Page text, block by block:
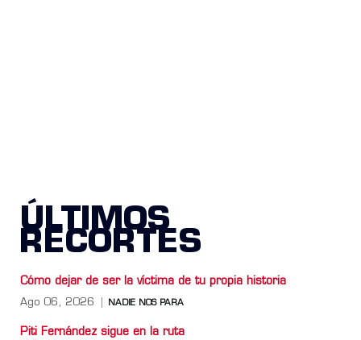
ÚLTIMOS
RECORTES
Cómo dejar de ser la víctima de tu propia historia
Ago 06, 2026 NADIE NOS PARA
Piti Fernández sigue en la ruta